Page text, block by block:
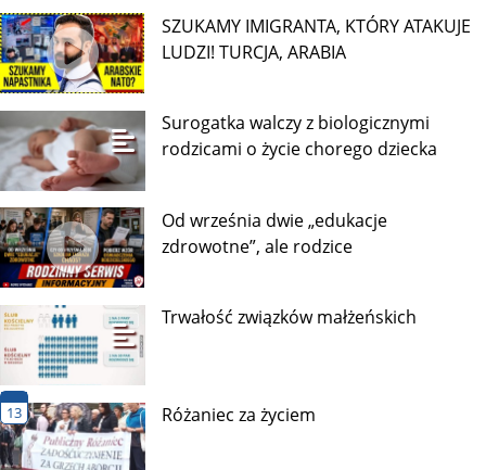
SZUKAMY IMIGRANTA, KTÓRY ATAKUJE
LUDZI! TURCJA, ARABIA
Surogatka walczy z biologicznymi
rodzicami o życie chorego dziecka
Od września dwie „edukacje
zdrowotne”, ale rodzice
Trwałość związków małżeńskich
13 Różaniec za życiem